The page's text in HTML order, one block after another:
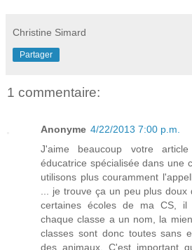
Christine Simard
Partager
1 commentaire:
Anonyme 4/22/2013 7:00 p.m.
J'aime beaucoup votre
éducatrice spécialisée dans une
utilisons plus couramment
... je trouve ça un peu plus
certaines écoles de ma CS,
chaque classe a un nom, la
classes sont donc toutes sans
des animaux. C'est important